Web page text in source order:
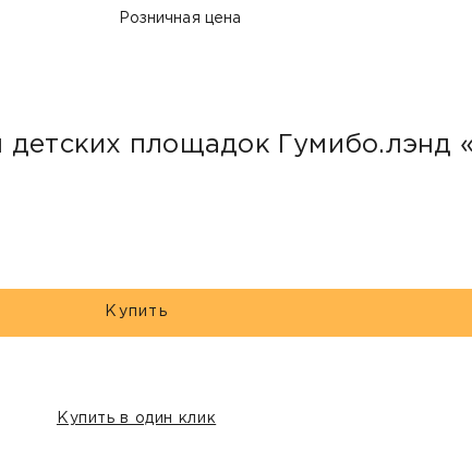
Розничная цена
детских площадок Гумибо.лэнд
Купить
Купить в один клик